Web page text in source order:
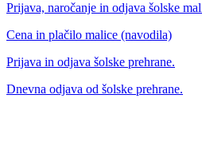
Prijava, naročanje in odjava šolske
Cena in plačilo malice (navodila)
Prijava in odjava šolske prehrane.
Dnevna odjava od šolske prehrane.